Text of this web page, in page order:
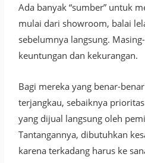
Ada banyak “sumber” untuk
mulai dari showroom, balai
sebelumnya langsung.
keuntungan dan kekurangan.
Bagi mereka yang benar-
terjangkau, sebaiknya
yang dijual langsung oleh
Tantangannya, dibutuhkan
karena terkadang harus ke